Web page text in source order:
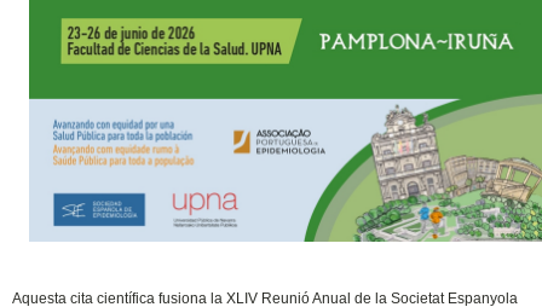
Aquesta cita científica fusiona la XLIV Reunió Anual de la Societat Espanyola